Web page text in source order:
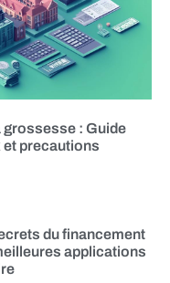
grossesse : Guide
precautions
du financement
applications